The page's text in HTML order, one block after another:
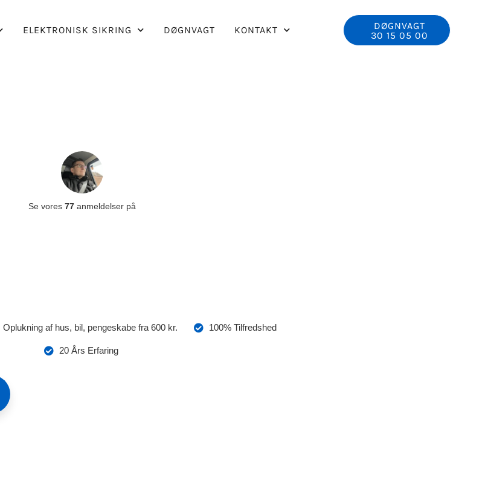
ELEKTRONISK SIKRING DØGNVAGT KONTAKT
DØGNVAGT
30 15 05 00
Se vores 77 anmeldelser på
Oplukning af hus, bil, pengeskabe fra 600 kr. 100% Tilfredshed
20 Års Erfaring